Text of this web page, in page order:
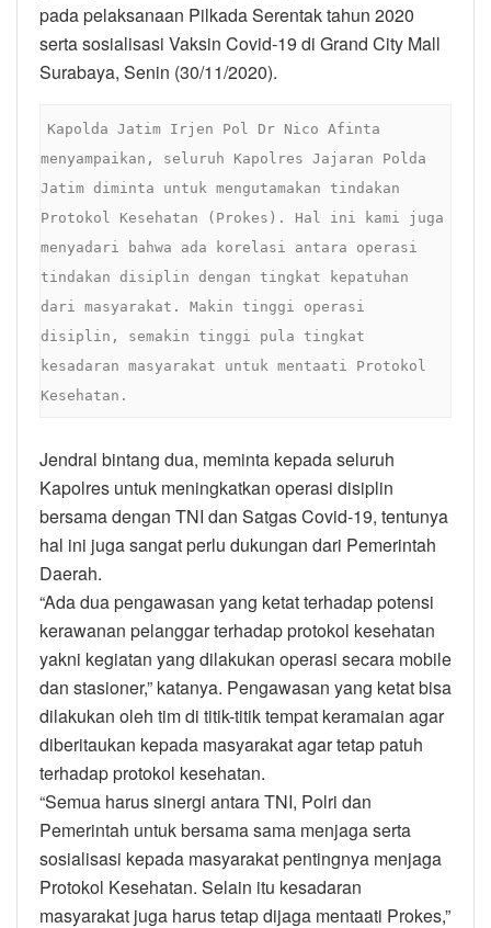
pada pelaksanaan Pilkada Serentak tahun 2020
serta sosialisasi Vaksin Covid-19 di Grand City Mall
Surabaya, Senin (30/11/2020).
Kapolda Jatim Irjen Pol Dr Nico Afinta
menyampaikan, seluruh Kapolres Jajaran Polda
Jatim diminta untuk mengutamakan tindakan
Protokol Kesehatan (Prokes). Hal ini kami juga
menyadari bahwa ada korelasi antara operasi
tindakan disiplin dengan tingkat kepatuhan
dari masyarakat. Makin tinggi operasi
disiplin, semakin tinggi pula tingkat
kesadaran masyarakat untuk mentaati Protokol
Kesehatan.
Jendral bintang dua, meminta kepada seluruh
Kapolres untuk meningkatkan operasi disiplin
bersama dengan TNI dan Satgas Covid-19, tentunya
hal ini juga sangat perlu dukungan dari Pemerintah
Daerah.
“Ada dua pengawasan yang ketat terhadap potensi
kerawanan pelanggar terhadap protokol kesehatan
yakni kegiatan yang dilakukan operasi secara mobile
dan stasioner,” katanya. Pengawasan yang ketat bisa
dilakukan oleh tim di titik-titik tempat keramaian agar
diberitaukan kepada masyarakat agar tetap patuh
terhadap protokol kesehatan.
“Semua harus sinergi antara TNI, Polri dan
Pemerintah untuk bersama sama menjaga serta
sosialisasi kepada masyarakat pentingnya menjaga
Protokol Kesehatan. Selain itu kesadaran
masyarakat juga harus tetap dijaga mentaati Prokes,”